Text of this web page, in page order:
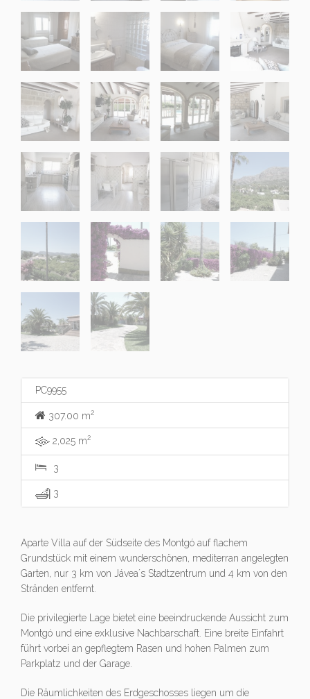
PC9955
307.00 m2
2,025 m2
3
3
Aparte Villa auf der Südseite des Montgó auf flachem
Grundstück mit einem wunderschönen, mediterran angelegten
Garten, nur 3 km von Jávea´s Stadtzentrum und 4 km von den
Stränden entfernt.
Die privilegierte Lage bietet eine beeindruckende Aussicht zum
Montgó und eine exklusive Nachbarschaft. Eine breite Einfahrt
führt vorbei an gepflegtem Rasen und hohen Palmen zum
Parkplatz und der Garage.
Die Räumlichkeiten des Erdgeschosses liegen um die